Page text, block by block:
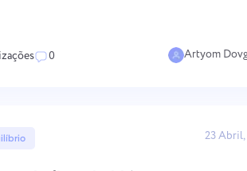
0 Artyom
23 Abril,
Forneça uma
Nome da empresa